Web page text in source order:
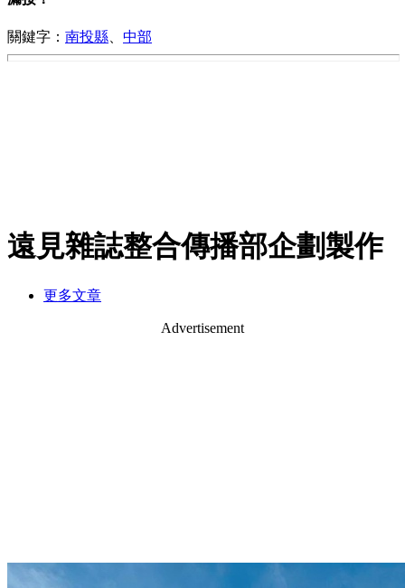
關鍵字： 南投縣 中部
遠見雜誌整合傳播部企劃製作
更多文章
Advertisement